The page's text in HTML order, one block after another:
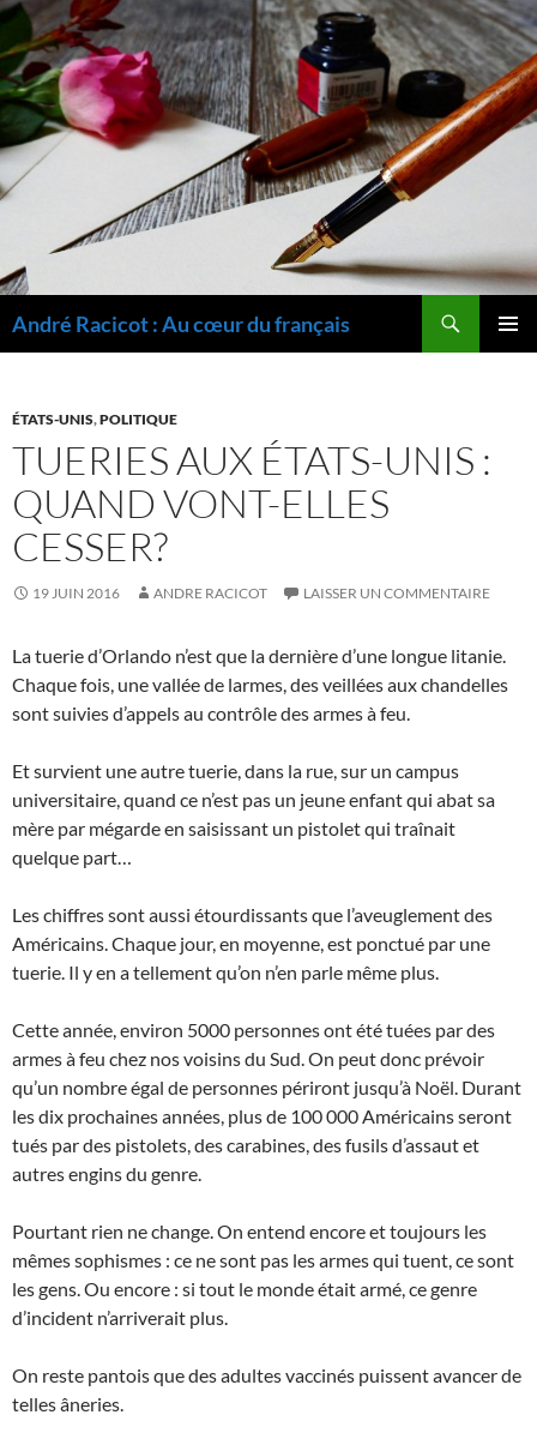
André Racicot : Au cœur du français
ÉTATS-UNIS,POLITIQUE
TUERIES AUX ÉTATS-UNIS :
QUAND VONT-ELLES
CESSER?
19 JUIN 2016 ANDRE RACICOT LAISSER UN COMMENTAIRE
La tuerie d’Orlando n’est que la dernière d’une longue litanie.
Chaque fois, une vallée de larmes, des veillées aux chandelles
sont suivies d’appels au contrôle des armes à feu.
Et survient une autre tuerie, dans la rue, sur un campus
universitaire, quand ce n’est pas un jeune enfant qui abat sa
mère par mégarde en saisissant un pistolet qui traînait
quelque part…
Les chiffres sont aussi étourdissants que l’aveuglement des
Américains. Chaque jour, en moyenne, est ponctué par une
tuerie. Il y en a tellement qu’on n’en parle même plus.
Cette année, environ 5000 personnes ont été tuées par des
armes à feu chez nos voisins du Sud. On peut donc prévoir
qu’un nombre égal de personnes périront jusqu’à Noël. Durant
les dix prochaines années, plus de 100 000 Américains seront
tués par des pistolets, des carabines, des fusils d’assaut et
autres engins du genre.
Pourtant rien ne change. On entend encore et toujours les
mêmes sophismes : ce ne sont pas les armes qui tuent, ce sont
les gens. Ou encore : si tout le monde était armé, ce genre
d’incident n’arriverait plus.
On reste pantois que des adultes vaccinés puissent avancer de
telles âneries.